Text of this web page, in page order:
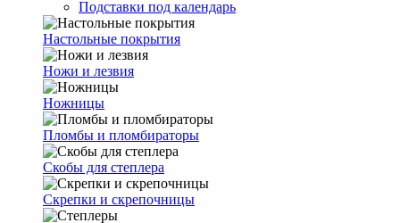
Подставки под календарь
Настольные покрытия
Ножи и лезвия
Ножницы
Пломбы и пломбираторы
Скобы для степлера
Скрепки и скрепочницы